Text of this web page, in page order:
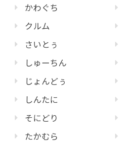
かわぐち
クルム
さいとぅ
しゅーちん
じょんどぅ
しんたに
そにどり
たかむら